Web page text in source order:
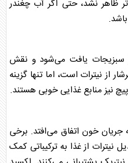
ظاهر نشد، حتی اگر آبچغندر
سبزیجات یافت می‌شود و نقش
از نیترات است، اما تنها گزینه
نیز منابع غذایی خوبی هستند.
جریان خون اتفاق می‌افتد. برخی
نیترات از غذا به ترکیباتی کمک